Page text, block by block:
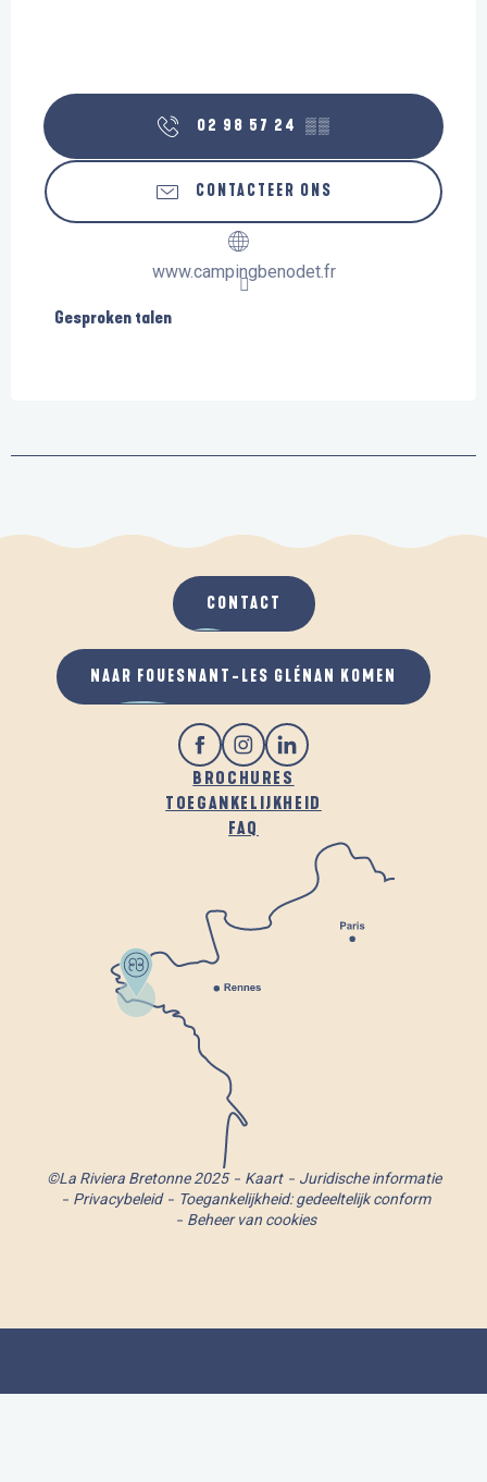
02 98 57 24 ▒▒
CONTACTEER ONS
www.campingbenodet.fr
Gesproken talen
Gesproken talen
BROCHURES
TOEGANKELIJKHEID
FAQ
CONTACT
NAAR FOUESNANT-LES GLÉNAN KOMEN
©La Riviera Bretonne 2025 Kaart
Juridische informatie
Privacybeleid
Toegankelijkheid: gedeeltelijk conform
Beheer van cookies